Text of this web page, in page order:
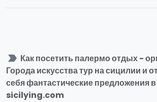
label_important Как посетить палермо отдых -
Города искусства тур на сицилии и
себя фантастические предложения в
sicilying.com